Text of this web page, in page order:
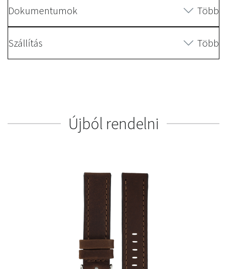
Dokumentumok Több
Szállítás Több
Újból rendelni